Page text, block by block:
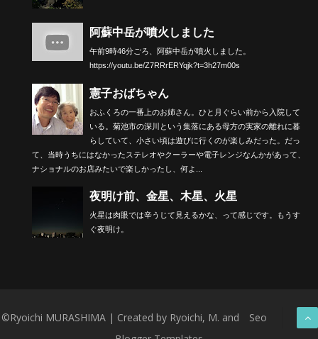
阿蘇中岳が噴火しました
午前9時46分ごろ、阿蘇中岳が噴火しました。
https://youtu.be/Z7RRrERYqjk?t=3h27m00s
憲子おばちゃん
おふくろの一番上のお姉さん。ひと月ぐらい前から入院して
いる。菊池市の深川という集落にある母方の実家の離れに暮
らしていて、小さい頃は遊びに行くのが楽しみだった。だっ
て、当時うちにはなかったステレオやクーラーや電子レンジなんかがあって、
ナショナルのお店みたいで楽しかったし、何よ...
夜明け前、金星、木星、火星
火星は肉眼では辛うじて見えるかな、って感じです。もうす
ぐ夜明け。
©Ryoichi MURASHIMA | Created by Ryoichi, M. and
Seo